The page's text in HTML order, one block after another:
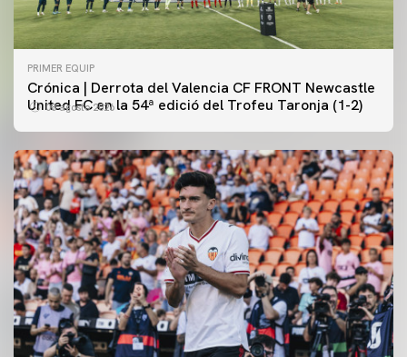
PRIMER EQUIP
Crónica | Derrota del Valencia CF FRONT Newcastle
United FC en la 54ª edició del Trofeu Taronja (1-2)
08 agosto 2026